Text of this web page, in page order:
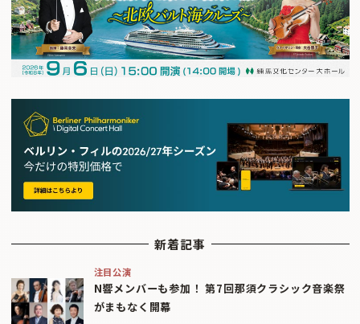
新着記事
注目公演
N響メンバーも参加！ 第7回那須クラシック音楽祭
がまもなく開幕